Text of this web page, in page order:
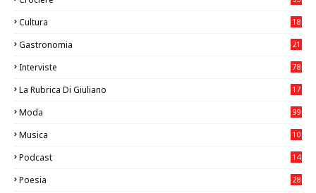
Cultura
18
Gastronomia
21
Interviste 78
La Rubrica Di Giuliano
17
Moda 99
Musica
10
Podcast 14
Poesia 28